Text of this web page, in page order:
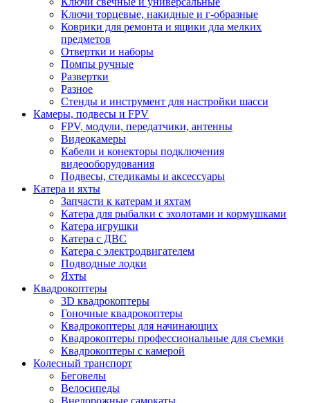
Ключи торцевые, накидные и г-образные
Коврики для ремонта и ящики дла мелких
предметов
Отвертки и наборы
Помпы ручные
Развертки
Разное
Стенды и инструмент для настройки шасси
Камеры, подвесы и FPV
FPV, модули, передатчики, антенны
Видеокамеры
Кабели и конекторы подключения
видеооборудования
Подвесы, стедикамы и аксессуары
Катера и яхты
Запчасти к катерам и яхтам
Катера для рыбалки с эхолотами и кормушками
Катера игрушки
Катера с ДВС
Катера с электродвигателем
Подводные лодки
Яхты
Квадрокоптеры
3D квадрокоптеры
Гоночные квадрокоптеры
Квадрокоптеры для начинающих
Квадрокоптеры профессиональные для съемки
Квадрокоптеры с камерой
Колесный транспорт
Беговелы
Велосипеды
Внедорожные самокаты